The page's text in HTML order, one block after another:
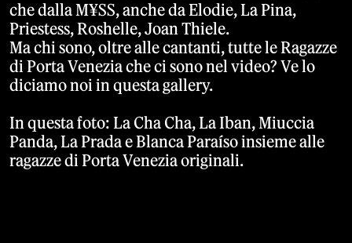
che dalla M¥SS, anche da Elodie, La Pina,
Priestess, Roshelle, Joan Thiele.
Ma chi sono, oltre alle cantanti, tutte le Ragazze
di Porta Venezia che ci sono nel video? Ve lo
diciamo noi in questa gallery.
In questa foto: La Cha Cha, La Iban, Miuccia
Panda, La Prada e Blanca Paraíso insieme alle
ragazze di Porta Venezia originali.